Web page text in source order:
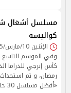
مسلسل أشغال
كواليسه
الإثنين 10/مارس/2025 - 08:11 م
وفي الموسم التاسع
كأس إنرجي للدراما
رمضان، و تم
«أفضل مسلسل 30 حلقة»، «أفضل مسلسل 15 حلقة